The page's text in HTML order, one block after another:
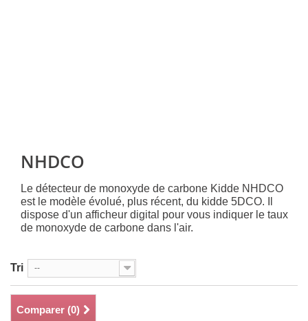
NHDCO
Le détecteur de monoxyde de carbone Kidde NHDCO
est le modèle évolué, plus récent, du kidde 5DCO. Il
dispose d'un afficheur digital pour vous indiquer le taux
de monoxyde de carbone dans l'air.
Tri --
Comparer (0)